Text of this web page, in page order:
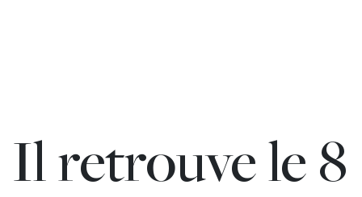
Il retrouve le 8